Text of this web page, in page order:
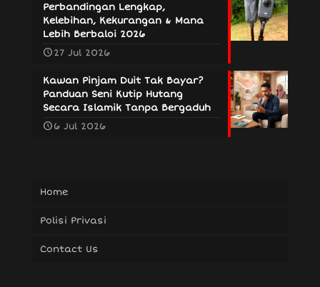
Perbandingan Lengkap,
Kelebihan, Kekurangan & Mana
Lebih Berbaloi 2026
27 Jul 2026
Kawan Pinjam Duit Tak Bayar?
Panduan Seni Kutip Hutang
Secara Islamik Tanpa Bergaduh
6 Jul 2026
Home
Polisi Privasi
Contact Us